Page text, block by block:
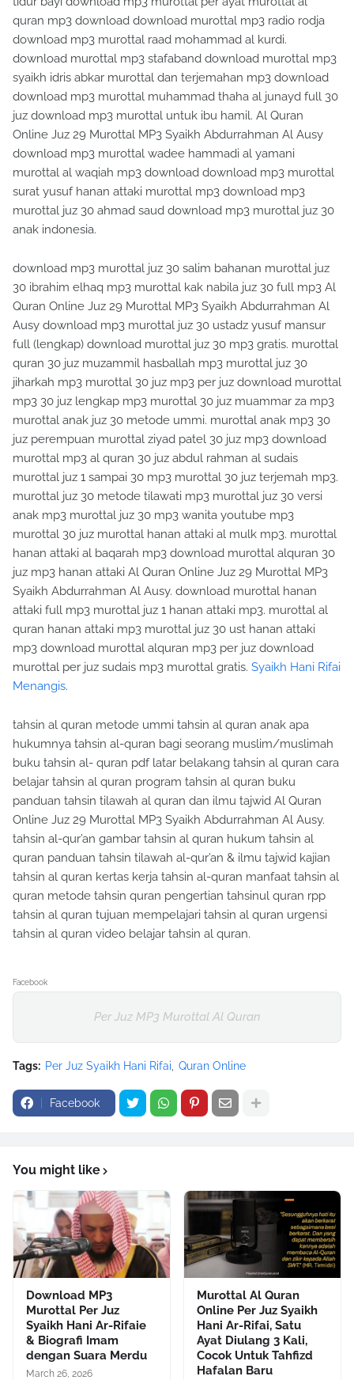
quran mp3 download download murottal mp3 radio rodja
download mp3 murottal raad mohammad al kurdi.
download murottal mp3 stafaband download murottal mp3
syaikh idris abkar murottal dan terjemahan mp3 download
download mp3 murottal muhammad thaha al junayd full 30
juz download mp3 murottal untuk ibu hamil. Al Quran
Online Juz 29 Murottal MP3 Syaikh Abdurrahman Al Ausy
download mp3 murottal wadee hammadi al yamani
murottal al waqiah mp3 download download mp3 murottal
surat yusuf hanan attaki murottal mp3 download mp3
murottal juz 30 ahmad saud download mp3 murottal juz 30
anak indonesia.
download mp3 murottal juz 30 salim bahanan murottal juz
30 ibrahim elhaq mp3 murottal kak nabila juz 30 full mp3 Al
Quran Online Juz 29 Murottal MP3 Syaikh Abdurrahman Al
Ausy download mp3 murottal juz 30 ustadz yusuf mansur
full (lengkap) download murottal juz 30 mp3 gratis. murottal
quran 30 juz muzammil hasballah mp3 murottal juz 30
jiharkah mp3 murottal 30 juz mp3 per juz download murottal
mp3 30 juz lengkap mp3 murottal 30 juz muammar za mp3
murottal anak juz 30 metode ummi. murottal anak mp3 30
juz perempuan murottal ziyad patel 30 juz mp3 download
murottal mp3 al quran 30 juz abdul rahman al sudais
murottal juz 1 sampai 30 mp3 murottal 30 juz terjemah mp3.
murottal juz 30 metode tilawati mp3 murottal juz 30 versi
anak mp3 murottal juz 30 mp3 wanita youtube mp3
murottal 30 juz murottal hanan attaki al mulk mp3. murottal
hanan attaki al baqarah mp3 download murottal alquran 30
juz mp3 hanan attaki Al Quran Online Juz 29 Murottal MP3
Syaikh Abdurrahman Al Ausy. download murottal hanan
attaki full mp3 murottal juz 1 hanan attaki mp3. murottal al
quran hanan attaki mp3 murottal juz 30 ust hanan attaki
mp3 download murottal alquran mp3 per juz download
murottal per juz sudais mp3 murottal gratis. Syaikh Hani Rifai
Menangis.
tahsin al quran metode ummi tahsin al quran anak apa
hukumnya tahsin al-quran bagi seorang muslim/muslimah
buku tahsin al- quran pdf latar belakang tahsin al quran cara
belajar tahsin al quran program tahsin al quran buku
panduan tahsin tilawah al quran dan ilmu tajwid Al Quran
Online Juz 29 Murottal MP3 Syaikh Abdurrahman Al Ausy.
tahsin al-qur’an gambar tahsin al quran hukum tahsin al
quran panduan tahsin tilawah al-qur’an & ilmu tajwid kajian
tahsin al quran kertas kerja tahsin al-quran manfaat tahsin al
quran metode tahsin quran pengertian tahsinul quran rpp
tahsin al quran tujuan mempelajari tahsin al quran urgensi
tahsin al quran video belajar tahsin al quran.
Facebook
Per Juz MP3 Murottal Al Quran
Tags: Per Juz Syaikh Hani Rifai Quran Online
Facebook
You might like
Download MP3
Murottal Per Juz
Syaikh Hani Ar-Rifaie
& Biografi Imam
dengan Suara Merdu
March 26, 2026
Murottal Al Quran
Online Per Juz Syaikh
Hani Ar-Rifai, Satu
Ayat Diulang 3 Kali,
Cocok Untuk Tahfizd
Hafalan Baru